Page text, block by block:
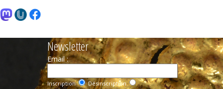
Newsletter
Email :
Inscription Désinscription